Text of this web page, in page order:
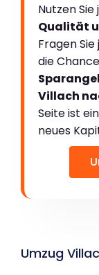
Nutzen
Qualität
Fragen
die
Villach
Seite ist
neues
Umzug